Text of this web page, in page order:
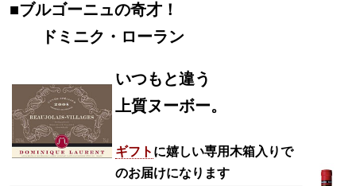
■ブルゴーニュの奇才！
ドミニク・ローラン
いつもと違う
上質ヌーボー。
ギフト に嬉しい専用木箱入りで
のお届けになります